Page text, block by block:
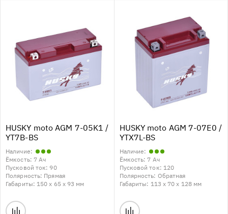
HUSKY moto AGM 7-05K1 /
YT7B-BS
Наличие:
Ёмкость: 7 Ач
Пусковой ток: 90
Полярность: Прямая
Габариты: 150 x 65 x 93 мм
HUSKY moto AGM 7-07E0 /
YTX7L-BS
Наличие:
Ёмкость: 7 Ач
Пусковой ток: 120
Полярность: Обратная
Габариты: 113 x 70 x 128 мм